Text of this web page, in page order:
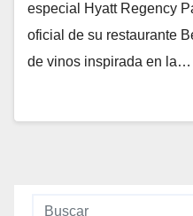
especial Hyatt Regency
oficial de su restaurante
de vinos inspirada en la…